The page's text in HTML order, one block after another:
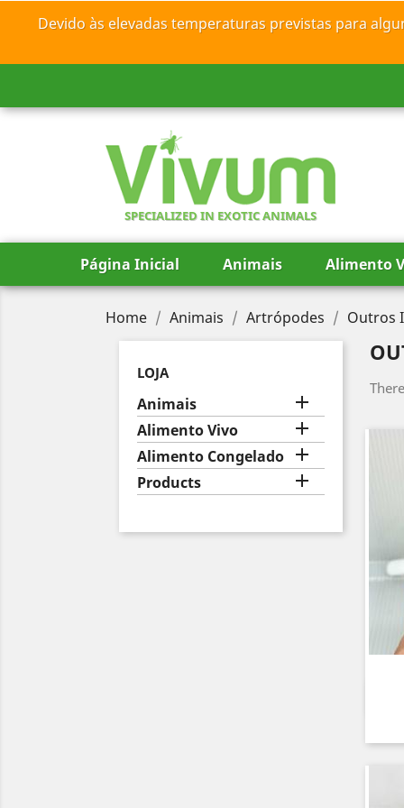
Devido às elevadas temperaturas previstas para
SPECIALIZED IN EXOTIC ANIMALS
Página Inicial Animais Alimento
Home Animais Artrópodes Outros
LOJA
Animais 
Alimento Vivo 
Alimento Congelado 
Products 